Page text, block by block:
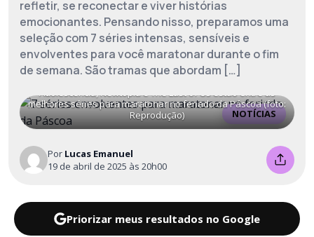
refletir, se reconectar e viver histórias
emocionantes. Pensando nisso, preparamos uma
seleção com 7 séries intensas, sensíveis e
envolventes para você maratonar durante o fim
de semana. São tramas que abordam […]
NOTÍCIAS
Adolescência, Newtopia e The Last of Us estão entre as
melhores séries para maratonar no feriado da Páscoa (foto:
Reprodução)
Por Lucas Emanuel
19 de abril de 2025 às 20h00
Priorizar meus resultados no Google